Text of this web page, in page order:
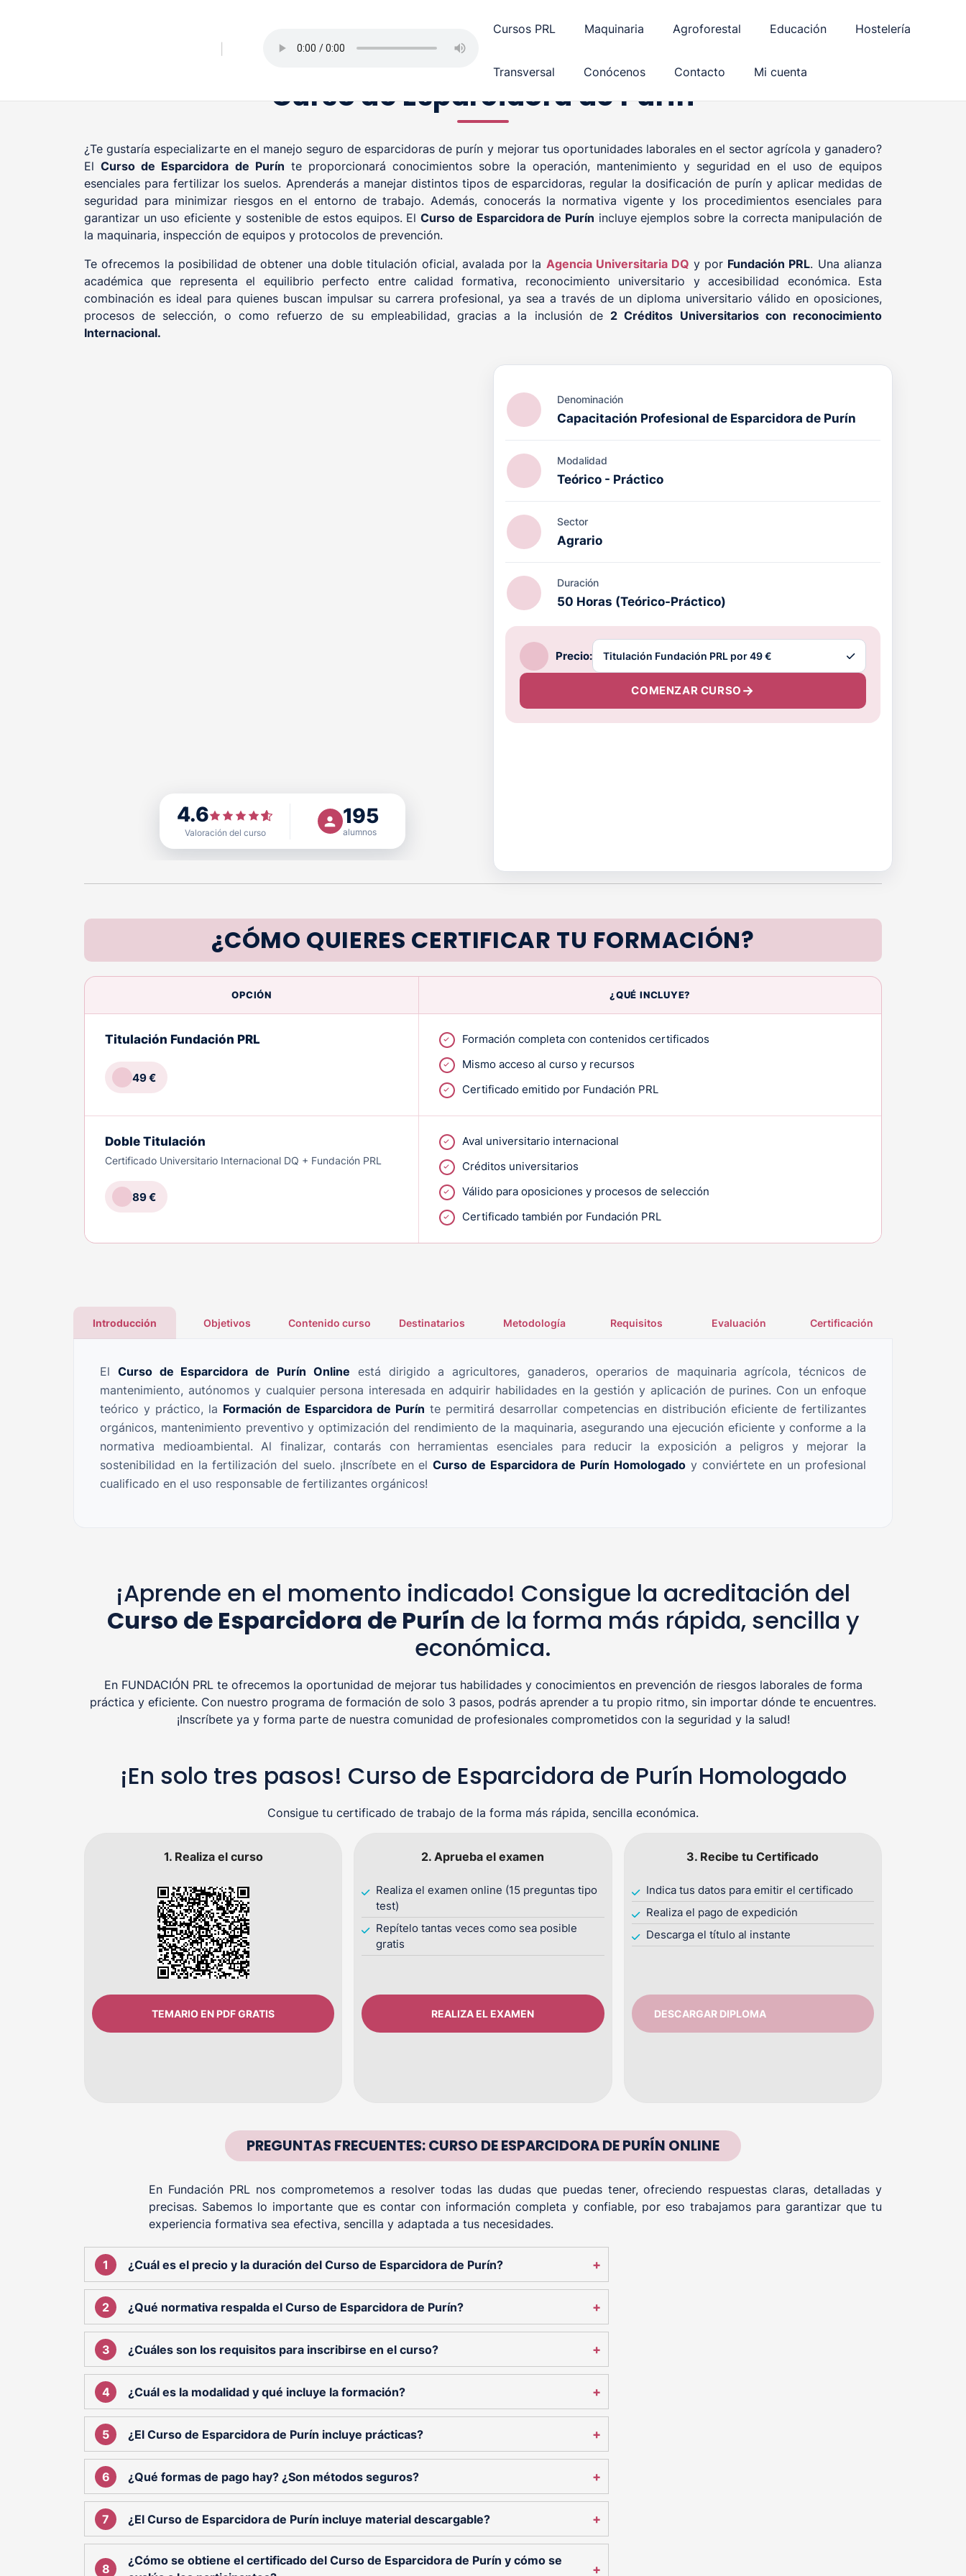
Cursos PRL Maquinaria Agroforestal Educación Hostelería
Transversal Conócenos Contacto Mi cuenta
Curso de Esparcidora de Purín
¿Te gustaría especializarte en el manejo seguro de esparcidoras de purín y mejorar tus oportunidades laborales en el sector agrícola y ganadero?
ElCurso de Esparcidora de Purín te proporcionará conocimientos sobre la operación, mantenimiento y seguridad en el uso de equipos
esenciales para fertilizar los suelos. Aprenderás a manejar distintos tipos de esparcidoras, regular la dosificación de purín y aplicar medidas de
seguridad para minimizar riesgos en el entorno de trabajo. Además, conocerás la normativa vigente y los procedimientos esenciales para
garantizar un uso eficiente y sostenible de estos equipos. ElCurso de Esparcidora de Purín incluye ejemplos sobre la correcta manipulación de
la maquinaria, inspección de equipos y protocolos de prevención.
Te ofrecemos la posibilidad de obtener una doble titulación oficial, avalada por la Agencia Universitaria DQ y por Fundación PRL. Una alianza
académica que representa el equilibrio perfecto entre calidad formativa, reconocimiento universitario y accesibilidad económica. Esta
combinación es ideal para quienes buscan impulsar su carrera profesional, ya sea a través de un diploma universitario válido en oposiciones,
procesos de selección, o como refuerzo de su empleabilidad, gracias a la inclusión de2 Créditos Universitarios con reconocimiento
Internacional.
4.6
Valoración del curso
195
alumnos
Denominación
Capacitación Profesional de Esparcidora de Purín
Modalidad
Teórico - Práctico
Sector
Agrario
Duración
50 Horas (Teórico-Práctico)
Precio:
COMENZAR CURSO
¿CÓMO QUIERES CERTIFICAR TU FORMACIÓN?
OPCIÓN ¿QUÉ INCLUYE?
Titulación Fundación PRL
49 €
Formación completa con contenidos certificados
Mismo acceso al curso y recursos
Certificado emitido por Fundación PRL
Doble Titulación
Certificado Universitario Internacional DQ + Fundación PRL
89 €
Aval universitario internacional
Créditos universitarios
Válido para oposiciones y procesos de selección
Certificado también por Fundación PRL
Introducción Objetivos Contenido curso Destinatarios Metodología Requisitos Evaluación Certificación
El Curso de Esparcidora de Purín Online está dirigido a agricultores, ganaderos, operarios de maquinaria agrícola, técnicos de
mantenimiento, autónomos y cualquier persona interesada en adquirir habilidades en la gestión y aplicación de purines. Con un enfoque
teórico y práctico, la Formación de Esparcidora de Purín te permitirá desarrollar competencias en distribución eficiente de fertilizantes
orgánicos, mantenimiento preventivo y optimización del rendimiento de la maquinaria, asegurando una ejecución eficiente y conforme a la
normativa medioambiental. Al finalizar, contarás con herramientas esenciales para reducir la exposición a peligros y mejorar la
sostenibilidad en la fertilización del suelo. ¡Inscríbete en elCurso de Esparcidora de Purín Homologado y conviértete en un profesional
cualificado en el uso responsable de fertilizantes orgánicos!
¡Aprende en el momento indicado! Consigue la acreditación del
Curso de Esparcidora de Purín de la forma más rápida, sencilla y
económica.
En FUNDACIÓN PRL te ofrecemos la oportunidad de mejorar tus habilidades y conocimientos en prevención de riesgos laborales de forma
práctica y eficiente. Con nuestro programa de formación de solo 3 pasos, podrás aprender a tu propio ritmo, sin importar dónde te encuentres.
¡Inscríbete ya y forma parte de nuestra comunidad de profesionales comprometidos con la seguridad y la salud!
¡En solo tres pasos! Curso de Esparcidora de Purín Homologado
Consigue tu certificado de trabajo de la forma más rápida, sencilla económica.
1. Realiza el curso
TEMARIO EN PDF GRATIS
2. Aprueba el examen
Realiza el examen online (15 preguntas tipo
test)
Repítelo tantas veces como sea posible
gratis
REALIZA EL EXAMEN
3. Recibe tu Certificado
Indica tus datos para emitir el certificado
Realiza el pago de expedición
Descarga el título al instante
DESCARGAR DIPLOMA
PREGUNTAS FRECUENTES: CURSO DE ESPARCIDORA DE PURÍN ONLINE
En Fundación PRL nos comprometemos a resolver todas las dudas que puedas tener, ofreciendo respuestas claras, detalladas y
precisas. Sabemos lo importante que es contar con información completa y confiable, por eso trabajamos para garantizar que tu
experiencia formativa sea efectiva, sencilla y adaptada a tus necesidades.
¿Cuál es el precio y la duración del Curso de Esparcidora de Purín? +
¿Qué normativa respalda el Curso de Esparcidora de Purín? +
¿Cuáles son los requisitos para inscribirse en el curso? +
¿Cuál es la modalidad y qué incluye la formación? +
¿El Curso de Esparcidora de Purín incluye prácticas? +
¿Qué formas de pago hay? ¿Son métodos seguros? +
¿El Curso de Esparcidora de Purín incluye material descargable? +
¿Cómo se obtiene el certificado del Curso de Esparcidora de Purín y cómo se
+